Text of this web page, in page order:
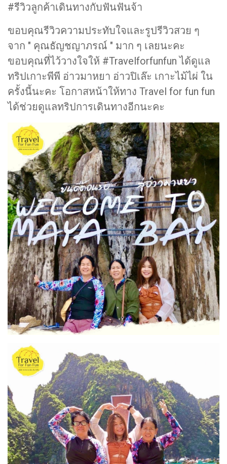
#รีวิวลูกค้าเดินทางกับฟันฟันจ้า
ขอบคุณรีวิวความประทับใจและรูปรีวิวสวย ๆ
จาก " คุณธัญชญา​ภรณ์ " มาก ๆ เลยนะคะ
ขอบคุณที่ไว้วางใจให้ #Travelforfunfun ได้ดูแล
ทริปเกาะพีพี อ่าวมาหยา อ่าวปิเล๊ะ เกาะไม้ไผ่ ใน
ครั้งนี้นะคะ โอกาสหน้าให้ทาง Travel for fun fun
ได้ช่วยดูแลทริปการเดินทางอีกนะคะ